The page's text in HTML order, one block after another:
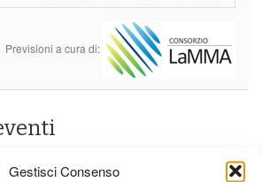
Gestisci Consenso
Previsioni a cura di:
Agosto 2026
Set »